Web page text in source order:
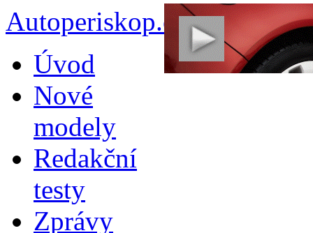
Autoperiskop.cz –
obsahu
webu
Úvod
Nové
modely
Redakční
testy
Zprávy